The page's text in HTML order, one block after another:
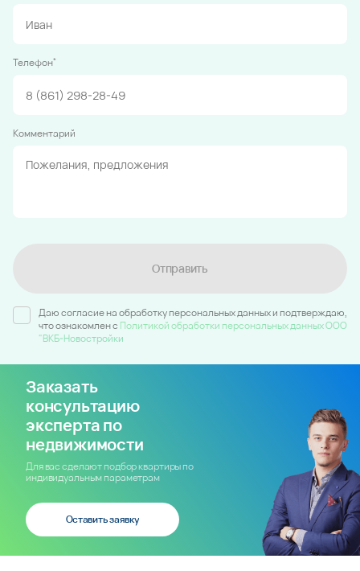
Телефон*
Комментарий
Отправить
Даю согласие на обработку персональных данных и подтверждаю,
что ознакомлен c Политикой обработки персональных данных ООО
"ВКБ-Новостройки
Заказать
консультацию
эксперта по
недвижимости
Для вас сделают подбор квартиры по
индивидуальным параметрам
Оставить заявку